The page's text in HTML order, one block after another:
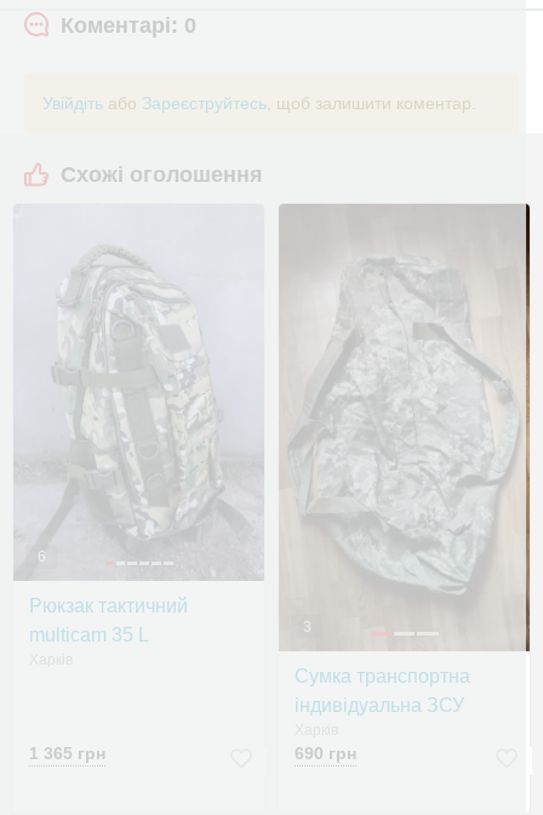
Коментарі: 0
Увійдіть або Зареєструйтесь , щоб залишити коментар.
Схожі оголошення
6
Рюкзак тактичний
multicam 35 L
1 365 грн
3
Сумка транспортна
індивідуальна ЗСУ
690 грн